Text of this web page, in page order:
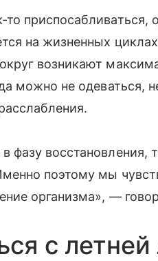
приспосабливаться,
на жизненных
возникают
можно не одеваться,
фазу восстановления,
поэтому мы
организма», —
с